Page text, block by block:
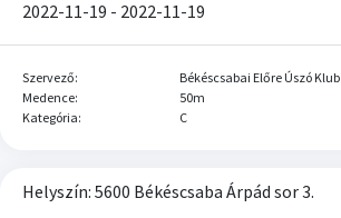
2022-11-19 - 2022-11-19
Szervező:
Békéscsabai Előre Úszó Klub
Medence:
50m
Kategória:
C
Helyszín: 5600 Békéscsaba Árpád sor 3.